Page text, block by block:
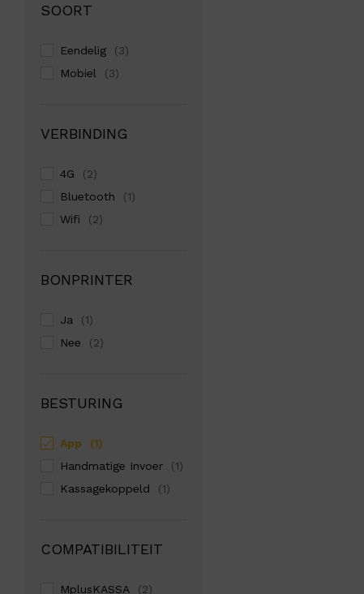
SOORT
Eendelig (3)
Mobiel (3)
VERBINDING
4G (2)
Bluetooth (1)
Wifi (2)
BONPRINTER
Ja (1)
Nee (2)
BESTURING
App (1)
Handmatige Invoer (1)
Kassagekoppeld (1)
COMPATIBILITEIT
MplusKASSA (2)